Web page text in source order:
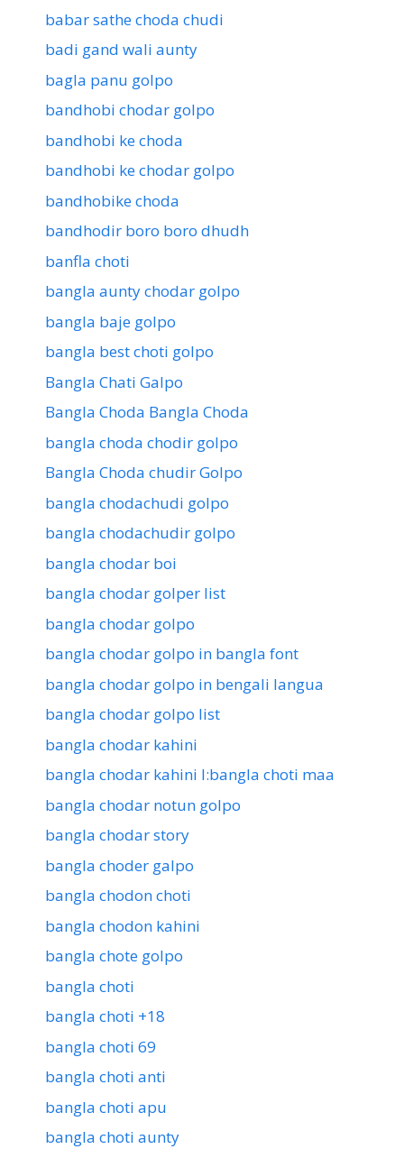
babar sathe choda chudi
badi gand wali aunty
bagla panu golpo
bandhobi chodar golpo
bandhobi ke choda
bandhobi ke chodar golpo
bandhobike choda
bandhodir boro boro dhudh
banfla choti
bangla aunty chodar golpo
bangla baje golpo
bangla best choti golpo
Bangla Chati Galpo
Bangla Choda Bangla Choda
bangla choda chodir golpo
Bangla Choda chudir Golpo
bangla chodachudi golpo
bangla chodachudir golpo
bangla chodar boi
bangla chodar golper list
bangla chodar golpo
bangla chodar golpo in bangla font
bangla chodar golpo in bengali langua
bangla chodar golpo list
bangla chodar kahini
bangla chodar kahini l:bangla choti maa
bangla chodar notun golpo
bangla chodar story
bangla choder galpo
bangla chodon choti
bangla chodon kahini
bangla chote golpo
bangla choti
bangla choti +18
bangla choti 69
bangla choti anti
bangla choti apu
bangla choti aunty